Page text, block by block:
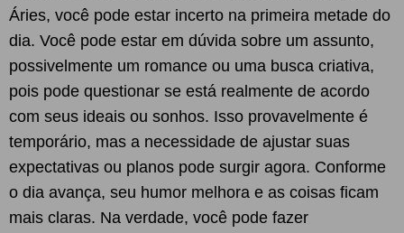
Áries, você pode estar incerto na primeira metade do
dia. Você pode estar em dúvida sobre um assunto,
possivelmente um romance ou uma busca criativa,
pois pode questionar se está realmente de acordo
com seus ideais ou sonhos. Isso provavelmente é
temporário, mas a necessidade de ajustar suas
expectativas ou planos pode surgir agora. Conforme
o dia avança, seu humor melhora e as coisas ficam
mais claras. Na verdade, você pode fazer